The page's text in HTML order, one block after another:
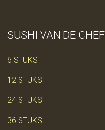
SUSHI VAN DE CHEF
6 STUKS
12 STUKS
24 STUKS
36 STUKS